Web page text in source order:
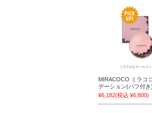
MIRACOCO ミラコ
デーション(パフ付き
¥6,182(税込 ¥6,800)